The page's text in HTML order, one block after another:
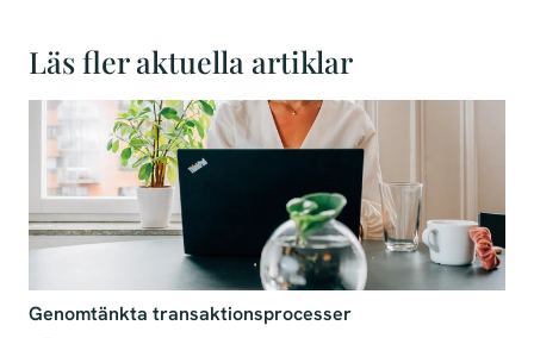
Läs fler aktuella artiklar
Genomtänkta transaktionsprocesser